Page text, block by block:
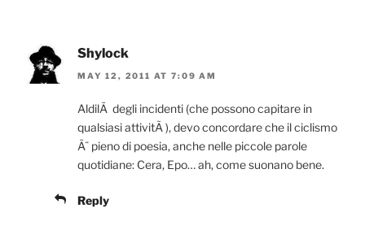
Shylock
MAY 12, 2011 AT 7:09 AM
AldilÃ degli incidenti (che possono capitare in
qualsiasi attivitÃ ), devo concordare che il ciclismo
Ã¨ pieno di poesia, anche nelle piccole parole
quotidiane: Cera, Epo… ah, come suonano bene.
Reply